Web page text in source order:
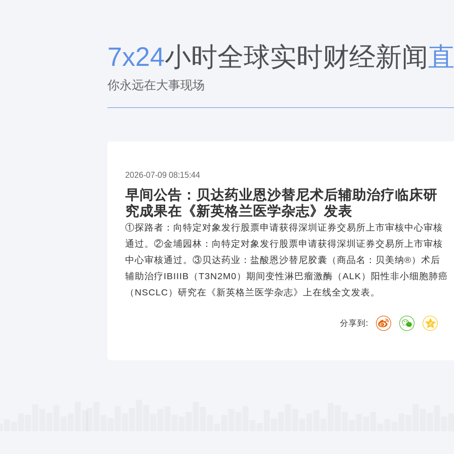
7x24小时全球实时财经新闻
你永远在大事现场
2026-07-09 08:15:44
早间公告：贝达药业恩沙替尼术后辅助治疗临床研
究成果在《新英格兰医学杂志》发表
①探路者：向特定对象发行股票申请获得深圳证券交易所上市审核中心审核
通过。②金埔园林：向特定对象发行股票申请获得深圳证券交易所上市审核
中心审核通过。③贝达药业：盐酸恩沙替尼胶囊（商品名：贝美纳®）术后
辅助治疗IBIIIB（T3N2M0）期间变性淋巴瘤激酶（ALK）阳性非小细胞肺癌
（NSCLC）研究在《新英格兰医学杂志》上在线全文发表。
分享到: